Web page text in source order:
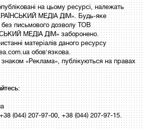
на цьому ресурсі, належать
МЕДІА ДІМ». Будь-яке
без письмового дозволу ТОВ
МЕДІА ДІМ» заборонено.
матеріалів даного ресурсу
обов'язкова.
«Реклама», публікуються на правах
(044) 207-97-00, +38 (044) 207-97-15.